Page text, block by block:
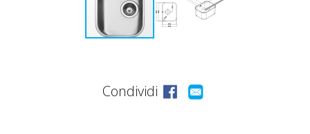
Condividi